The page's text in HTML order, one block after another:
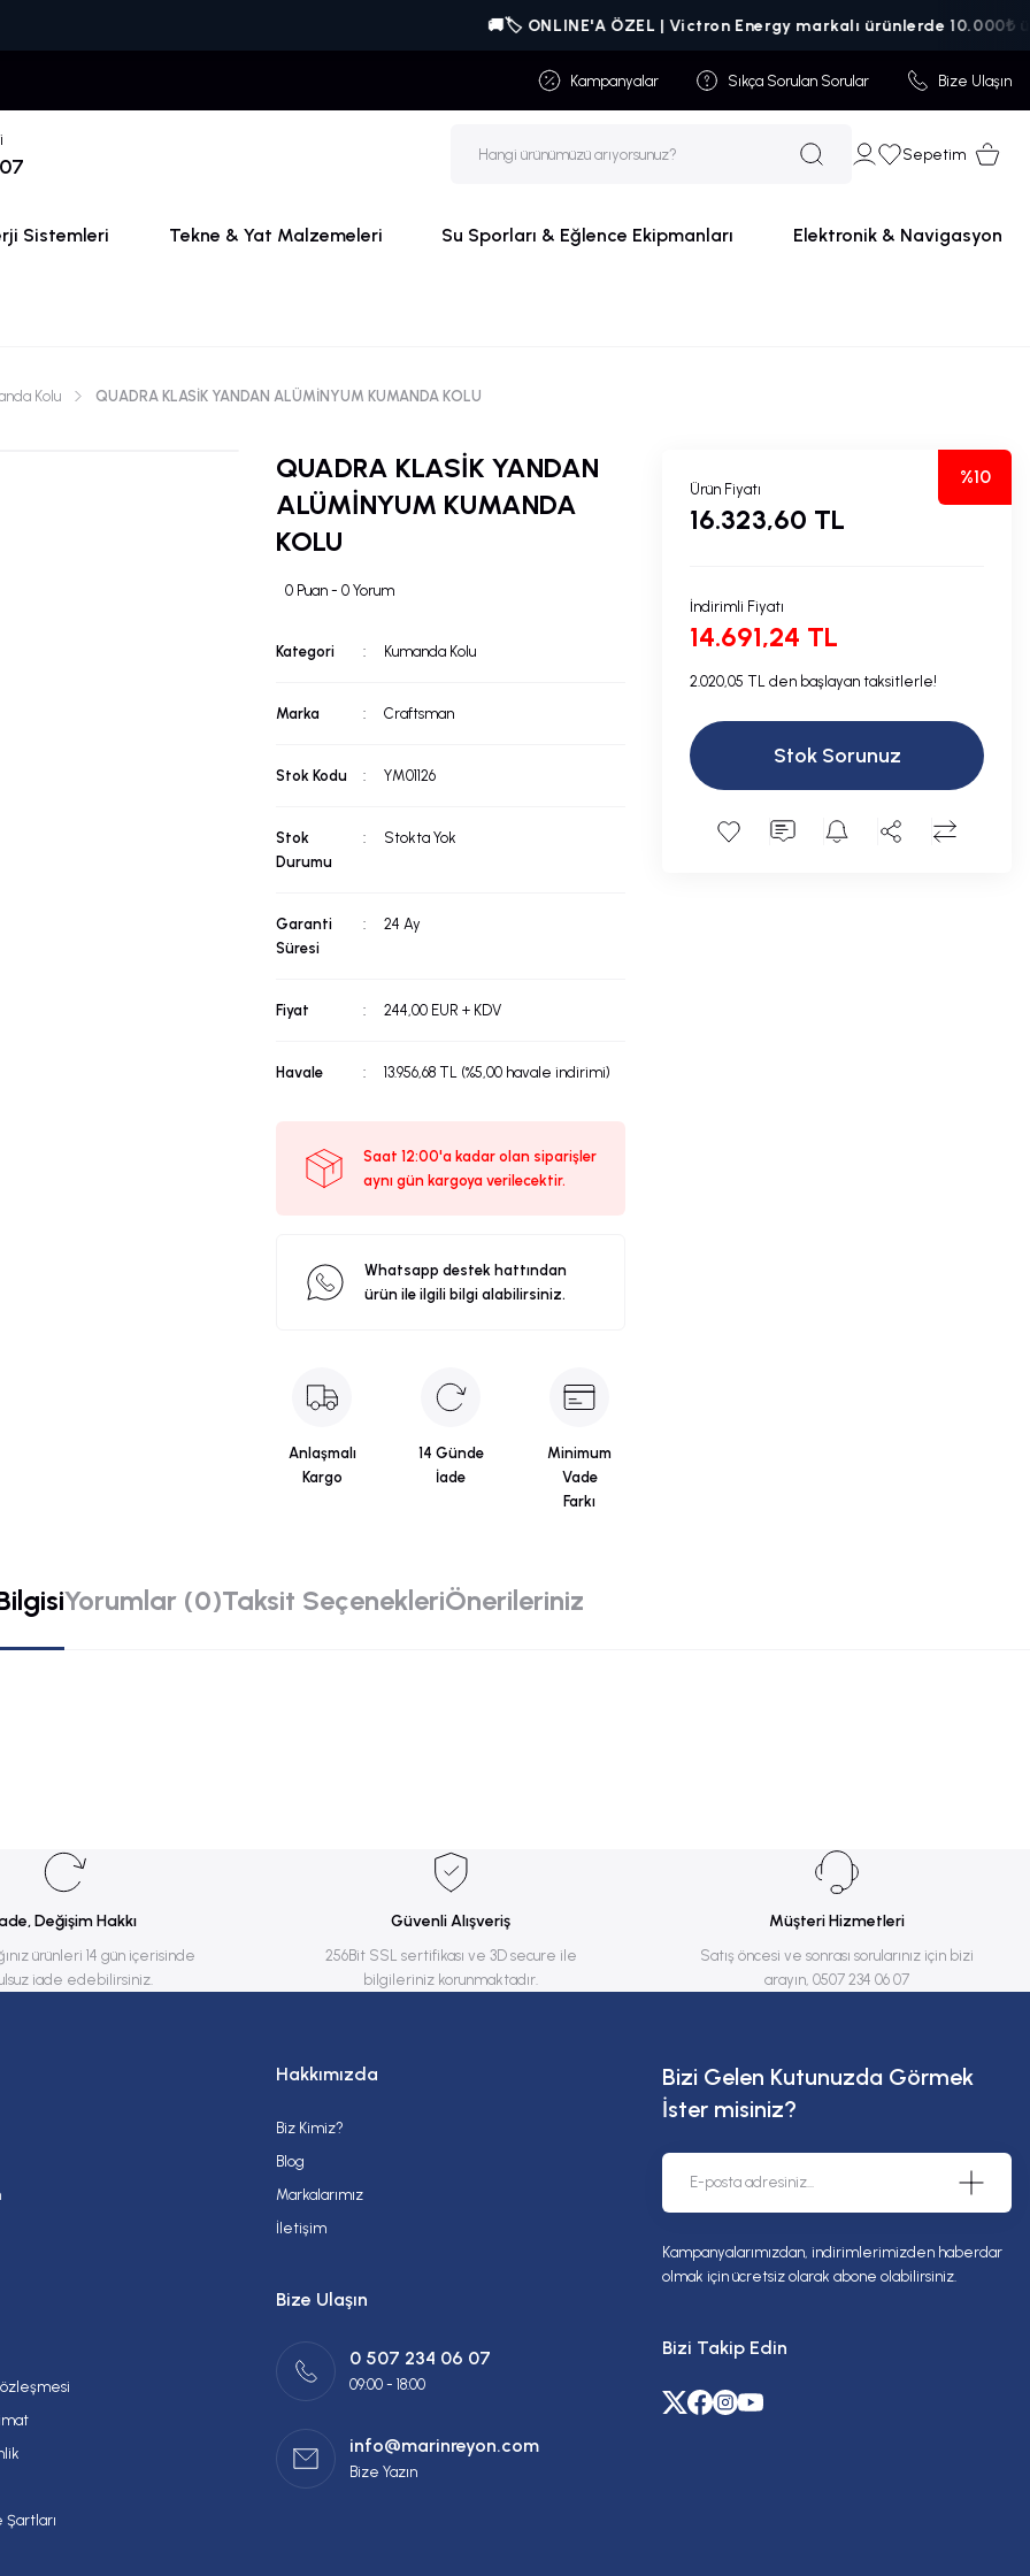
Kampanyalar Sıkça Sorulan Sorular Bize Ulaşın
Sepetim
Sistemleri Tekne & Yat Malzemeleri Su Sporları & Eğlence Ekipmanları Elektronik & Navigasyon
🚚🏷️ ONLINE'A ÖZEL | Victron Energy markalı ürünlerde 10.000₺ üzeri
Kolu QUADRA KLASİK YANDAN ALÜMİNYUM KUMANDA KOLU
QUADRA KLASİK YANDAN
ALÜMİNYUM KUMANDA
KOLU
0 Puan - 0 Yorum
Kategori Kumanda Kolu
Marka Craftsman
Stok Kodu YM01126
Stok
Durumu
Stokta Yok
Garanti
Süresi
24 Ay
Fiyat 244,00 EUR + KDV
Havale 13.956,68 TL (%5,00 havale indirimi)
Saat 12:00'a kadar olan siparişler
aynı gün kargoya verilecektir.
Whatsapp destek hattından
ürün ile ilgili bilgi alabilirsiniz.
Anlaşmalı
Kargo
14 Günde
İade
Minimum
Vade
Farkı
%10
Ürün Fiyatı
16.323,60 TL
İndirimli Fiyatı
14.691,24 TL
2.020,05 TL den başlayan taksitlerle!
Stok Sorunuz
Yorumlar (0)Taksit SeçenekleriÖnerileriniz
Değişim Hakkı
ürünleri 14 gün içerisinde
iade edebilirsiniz.
Güvenli Alışveriş
256Bit SSL sertifikası ve 3D secure ile
bilgileriniz korunmaktadır.
Müşteri Hizmetleri
Satış öncesi ve sonrası sorularınız için bizi
arayın, 0507 234 06 07
Hakkımızda
Biz Kimiz?
Blog
Markalarımız
İletişim
Bize Ulaşın
0 507 234 06 07
09:00 - 18:00
info@marinreyon.com
Bize Yazın
Bizi Gelen Kutunuzda Görmek
İster misiniz?
Kampanyalarımızdan, indirimlerimizden haberdar
olmak için ücretsiz olarak abone olabilirsiniz.
Bizi Takip Edin